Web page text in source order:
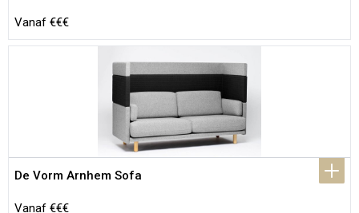
Vanaf €€€
De Vorm Arnhem Sofa
Vanaf €€€